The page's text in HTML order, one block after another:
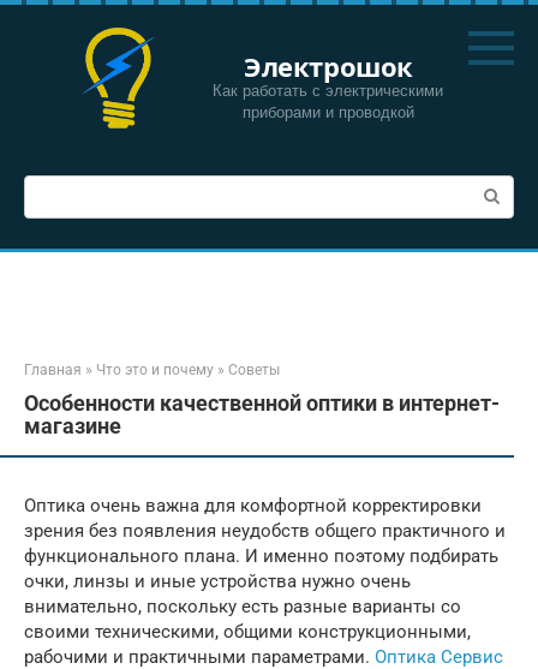
Перейти
Электрошок
Как работать с электрическими
приборами и проводкой
Поиск:
Главная » Что это и почему » Советы
Особенности качественной оптики в интернет-
магазине
Оптика очень важна для комфортной корректировки
зрения без появления неудобств общего практичного и
функционального плана. И именно поэтому подбирать
очки, линзы и иные устройства нужно очень
внимательно, поскольку есть разные варианты со
своими техническими, общими конструкционными,
рабочими и практичными параметрами. Оптика Сервис